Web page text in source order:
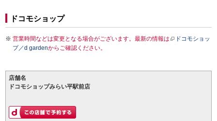
ドコモショップ
営業時間などは変更となる場合がございます。最新の情報は
ドコモショッ
プ／d gardenからご確認ください。
店舗名
ドコモショップみらい平駅前店